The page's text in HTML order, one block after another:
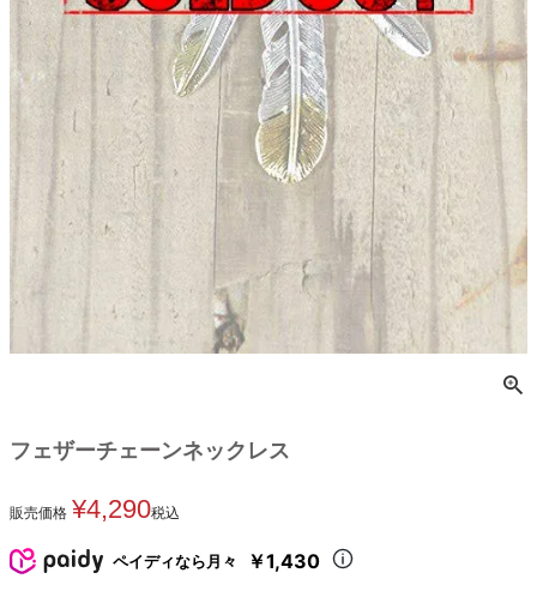
フェザーチェーンネックレス
販売価格 ¥4,290税込
ペイディなら月々 ￥1,430